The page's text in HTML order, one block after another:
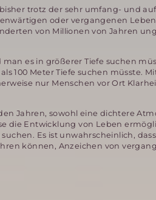
trotz der sehr umfang- und
oder vergangenen
von Millionen von Jahren
es in größerer Tiefe suchen
100 Meter Tiefe suchen müsste.
nur Menschen vor Ort
Jahren, sowohl eine dichtere
die Entwicklung von Leben
Es ist unwahrscheinlich,
können, Anzeichen von